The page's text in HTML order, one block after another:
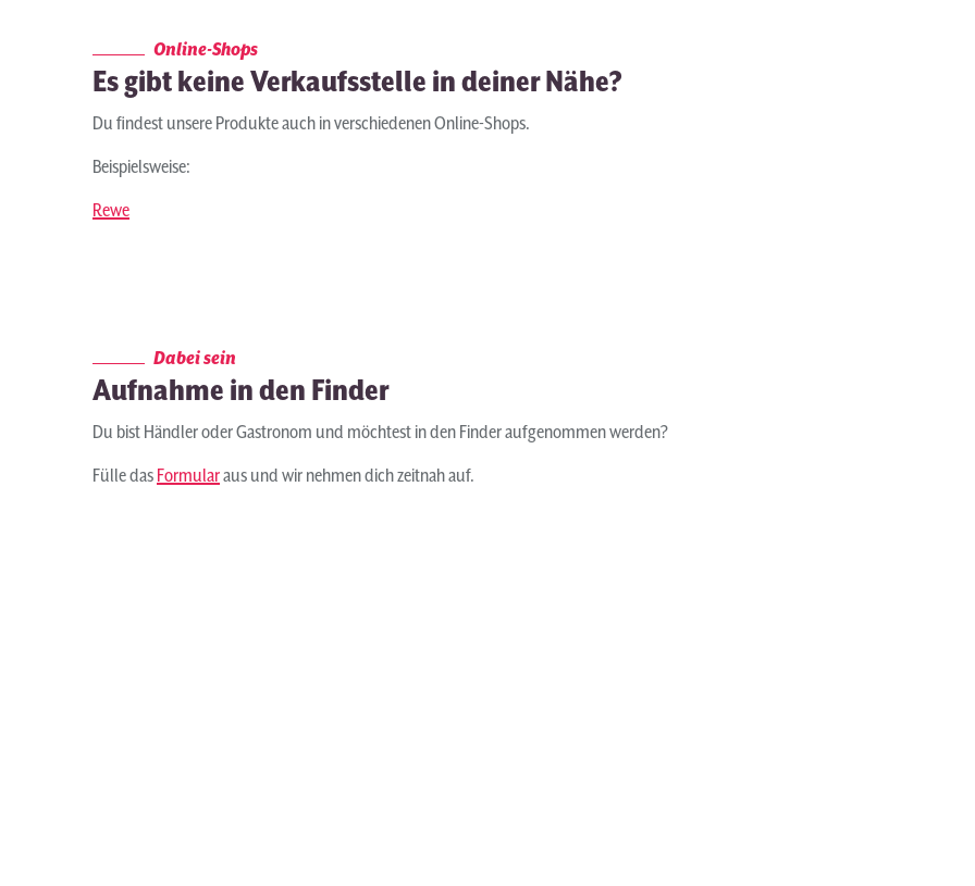
Online-Shops
Es gibt keine Verkaufsstelle in deiner Nähe?
Du findest unsere Produkte auch in verschiedenen Online-Shops.
Beispielsweise:
Rewe
Dabei sein
Aufnahme in den Finder
Du bist Händler oder Gastronom und möchtest in den Finder aufgenommen werden?
Fülle das Formularaus und wir nehmen dich zeitnah auf.